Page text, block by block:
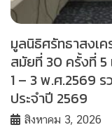
มูลนิธิศรัทธาสงเ
สมัยที่ 30 ครั้งที่
1 – 3 พ.ศ.2569 ร
ประจำปี 2569
สิงหาคม 3, 2026